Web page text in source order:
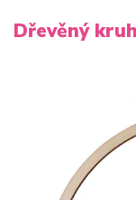
Dřevěný